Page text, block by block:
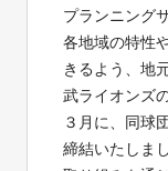
プランニング
各地域の特性
きるよう、地
武ライオンズ
３月に、同球
締結いたしま